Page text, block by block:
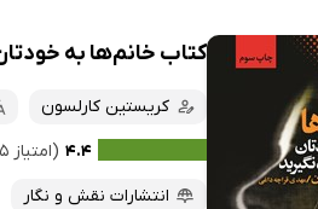
کتاب خانم‌ها به
کریستین کارلسون
۴.۴ (امتیاز ۲۵ نفر)
انتشارات نقش و نگار